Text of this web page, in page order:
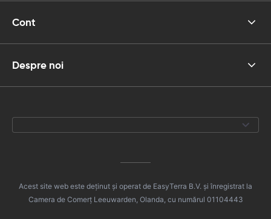
Cont
Despre noi
Acest site web este deținut și operat de EasyTerra B.V. și înregistrat la
Camera de Comerț Leeuwarden, Olanda, cu numărul 01104443